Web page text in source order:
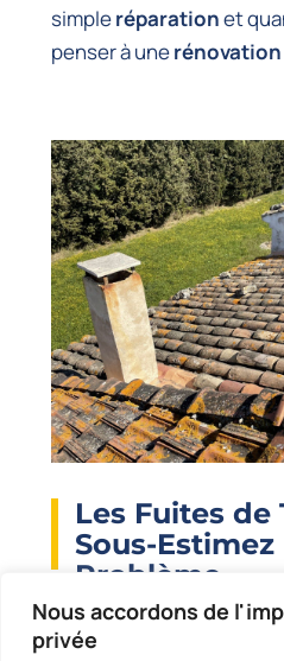
Nous accordons de
privée
simpleréparationet
penser à une
Les Fuites de
Sous-Estimez
Problème
Lorsque desfuites de